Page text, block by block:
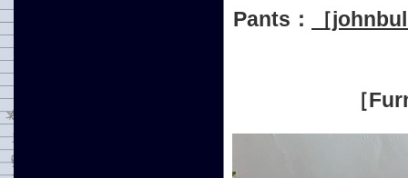
Pants： ［
［